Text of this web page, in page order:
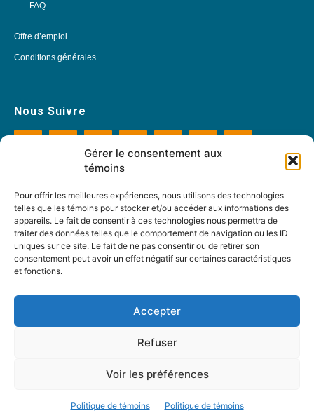
Gérer le consentement aux
témoins
Pour offrir les meilleures expériences, nous utilisons des technologies
telles que les témoins pour stocker et/ou accéder aux informations des
appareils. Le fait de consentir à ces technologies nous permettra de
traiter des données telles que le comportement de navigation ou les ID
uniques sur ce site. Le fait de ne pas consentir ou de retirer son
consentement peut avoir un effet négatif sur certaines caractéristiques
et fonctions.
Accepter
Refuser
Voir les préférences
Politique de témoins Politique de témoins
FAQ
Offre d’emploi
Conditions générales
Nous Suivre
12-3894 rue Sainte-Catherine Est,
Montréal, Qc, H1W 2G4
TÉL : 514-256-9000
SANS-FRAIS : 1-877-256-9009